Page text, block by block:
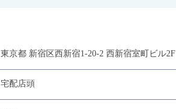
東京都 新宿区西新宿1-20-2 西新宿室町ビル2F
宅配店頭